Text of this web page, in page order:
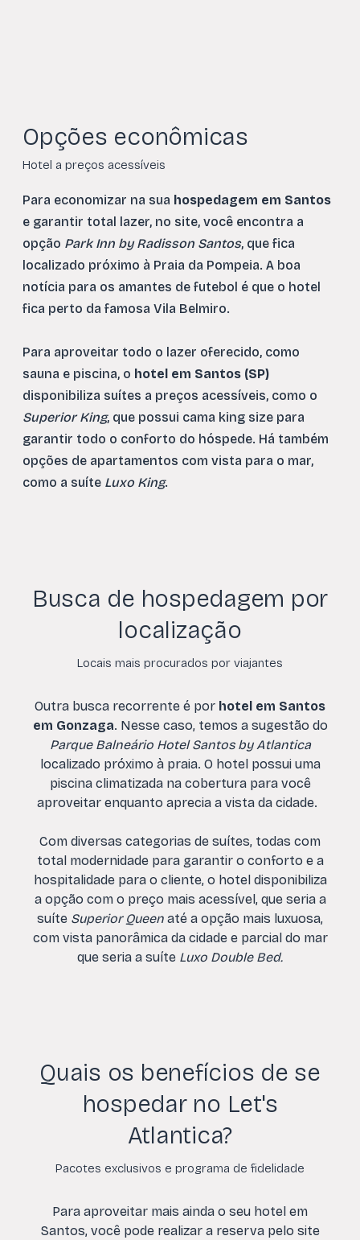
Opções econômicas
Hotel a preços acessíveis
Para economizar na sua hospedagem em Santos
e garantir total lazer, no site, você encontra a
opção Park Inn by Radisson Santos, que fica
localizado próximo à Praia da Pompeia. A boa
notícia para os amantes de futebol é que o hotel
fica perto da famosa Vila Belmiro.
Para aproveitar todo o lazer oferecido, como
sauna e piscina, o hotel em Santos (SP)
disponibiliza suítes a preços acessíveis, como o
Superior King, que possui cama king size para
garantir todo o conforto do hóspede. Há também
opções de apartamentos com vista para o mar,
como a suíte Luxo King.
Busca de hospedagem por
localização
Locais mais procurados por viajantes
Outra busca recorrente é por hotel em Santos
em Gonzaga. Nesse caso, temos a sugestão do
Parque Balneário Hotel Santos by Atlantica
localizado próximo à praia. O hotel possui uma
piscina climatizada na cobertura para você
aproveitar enquanto aprecia a vista da cidade.
Com diversas categorias de suítes, todas com
total modernidade para garantir o conforto e a
hospitalidade para o cliente, o hotel disponibiliza
a opção com o preço mais acessível, que seria a
suíte Superior Queen até a opção mais luxuosa,
com vista panorâmica da cidade e parcial do mar
que seria a suíte Luxo Double Bed.
Quais os benefícios de se
hospedar no Let's
Atlantica?
Pacotes exclusivos e programa de fidelidade
Para aproveitar mais ainda o seu hotel em
Santos, você pode realizar a reserva pelo site